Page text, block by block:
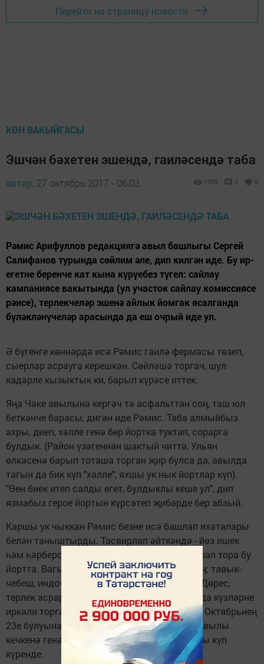
Перейти на страницу новости
КӨН ВАКЫЙГАСЫ
Эшчән бәхетен эшендә, гаиләсендә таба
автор, 27 октябрь 2017 - 06:03 1090 0 0
Рәмис Арифуллов редакциягә авыл башлыгы Сергей
Салифанов турында сөйлим әле, дип килгән иде. Бу ир-
егетне беренче кат кына күрүебез түгел: сайлау
кампаниясе вакытында (ул участок сайлау комиссиясе
рәисе), терлекчеләр эшенә айлык йомгак ясалганда
бүләкләнүчеләр арасында да еш очрый иде ул.
Ә бүгенге көннәрдә исә Рәмис гаилә фермасы төзеп,
сыерлар асрауга керешкән. Сөйләшә торгач, шул
кадәрле кызыктык ки, барып күрәсе иттек.
Яңа Чәке авылына кергәч тә асфальттан соң, таш юл
беткәнче барасы, дигән иде Рәмис. Таба алмыйбыз
ахры, диеп, хәлле генә бер йортка туктап, сорарга
булдык. (Район үзәгеннән шактый читтә, Ульян
өлкәсенә барып тоташа торган җир булса да, авылда
тагын да бик күп "хәлле", яхшы ук нык йортлар күп).
"Өен биек итеп салды егет, булдыклы кеше ул", дип
язмабыз герое йортын күрсәтеп җибәрде бер абзый.
Каршы ук чыккан Рәмис безне исә башлап ихаталары
белән таныштырды. Тасвирлап әйткәндә - йөз ишек
һәм һәрберсеннән берәр төрле җан иясе карап тора бу
йортта. Вагыннан башлап санарга тотынсаң: тавык-
чебеш, индоүрдәктән алып атка кадәр бар. Дөрес,
терлек асрарга бик җайлы инде - тау астында күзләрне
иркәли торган, табигать тудырган манзара. Октябрьнең
23е булуына карамастан, көтү утлап йөри. Авылы
кечкенә генә булса да, көтүдәге маллар саны күп
күренде.